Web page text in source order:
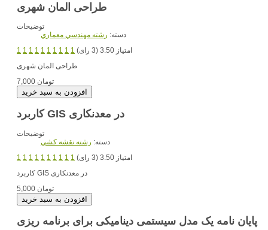
طراحی المان شهری
توضیحات
دسته: رشته مهندسي معماري
1 1 1 1 1 1 1 1 1 1
امتیاز 3.50 (3 رای)
طراحی المان شهری
7,000 تومان
کاربرد GIS در معدنکاری
توضیحات
دسته: رشته نقشه کشي
1 1 1 1 1 1 1 1 1 1
امتیاز 3.50 (3 رای)
کاربرد GIS در معدنکاری
5,000 تومان
پایان نامه یک مدل سیستمی دینامیکی برای برنامه ریزی